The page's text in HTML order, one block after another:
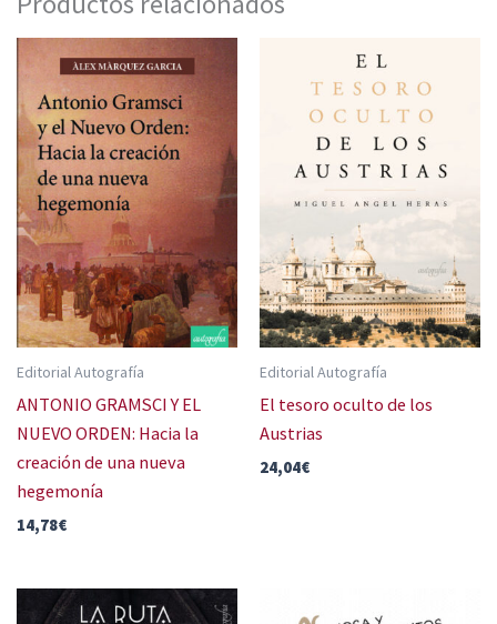
Editorial Autografía
ANTONIO GRAMSCI Y EL
NUEVO ORDEN: Hacia la
creación de una nueva
hegemonía
14,78€
Editorial Autografía
El tesoro oculto de los
Austrias
24,04€